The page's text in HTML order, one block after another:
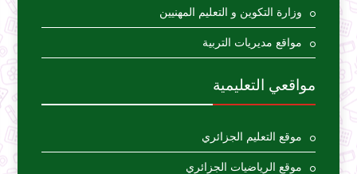
وزارة التكوين و التعليم المهنيين
مواقع مديريات التربية
مواقعي التعليمية
موقع التعليم الجزائري
موقع الرياضيات الجزائري